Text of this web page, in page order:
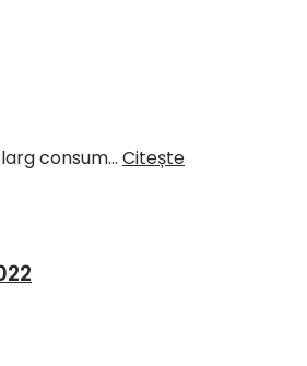
consum… Citește